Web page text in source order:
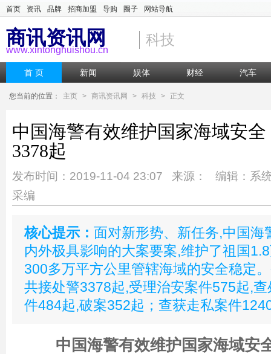
首页 资讯 品牌 招商加盟 导购 圈子 网站导航
商讯资讯网
www.xintonghuishou.cn
科技
首 页 新闻 娱体 财经 汽车
您当前的位置： 主页 > 商讯资讯网 > 科技 > 正文
中国海警有效维护国家海域安
3378起
发布时间：2019-11-04 23:07 来源： 编辑：系
采编
核心提示： 面对新形势、新任务,中国海
内外极具影响的大案要案,维护了祖国
300多万平方公里管辖海域的安全稳定
共接处警3378起,受理治安案件575起,
件484起,破案352起；查获走私案件
中国海警有效维护国家海域安